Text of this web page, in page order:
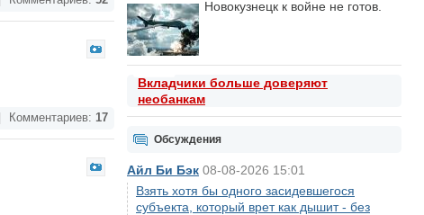
Новокузнецк к войне не готов.
Вкладчики больше доверяют
необанкам
Обсуждения
Айл Би Бэк 08-08-2026 15:01
Взять хотя бы одного засидевшегося
субъекта, который врет как дышит - без
Комментариев: 17